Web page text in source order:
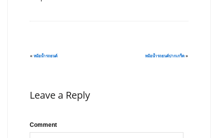
« หม้อน้ำรถยนต์ หม้อน้ำรถยนต์ปากเกร็ด »
Leave a Reply
Comment